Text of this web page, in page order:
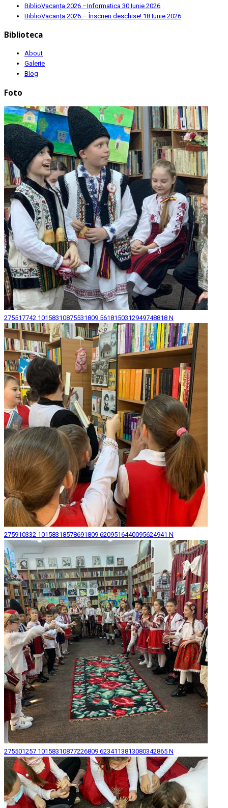
BiblioVacanța 2026 –Informatica 30 Iunie 2026
BiblioVacanța 2026 – Înscrieri deschise! 18 Iunie 2026
Biblioteca
About
Galerie
Blog
Foto
275517742 10158310875531809 5618150312949748818 N
275910332 10158318578691809 6209516440095624941 N
275501257 10158310877226809 6234113813080342865 N